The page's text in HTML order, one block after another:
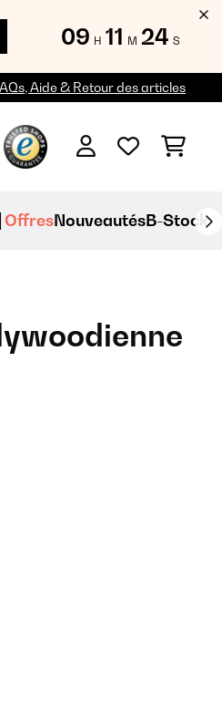
09 H 11 M 22 S
Aide & Retour des articles
OffresNouveautésB-Stock